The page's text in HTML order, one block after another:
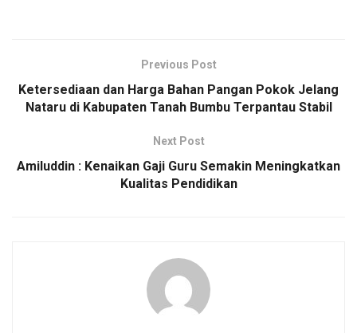
Previous Post
Ketersediaan dan Harga Bahan Pangan Pokok Jelang
Nataru di Kabupaten Tanah Bumbu Terpantau Stabil
Next Post
Amiluddin : Kenaikan Gaji Guru Semakin Meningkatkan
Kualitas Pendidikan